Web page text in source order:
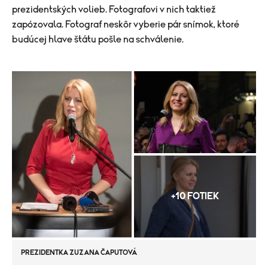
prezidentských volieb. Fotografovi v nich taktiež
zapózovala. Fotograf neskôr vyberie pár snímok, ktoré
budúcej hlave štátu pošle na schválenie.
+10 FOTIEK
PREZIDENTKA ZUZANA ČAPUTOVÁ